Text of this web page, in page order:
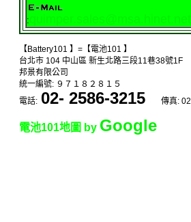
:
【Battery101 】=【電池101 】
台北市 104 中山區 新生北路三段11巷38號1F
邦景有限公司
統一編號: ９７１８２８１５
電話: 02- 2586-3215 傳真:
電池101地圖 by Google